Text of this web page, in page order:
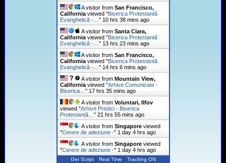
A visitor from San Francisco,
Californiaviewed "Biserica Protestantă
Evanghelică -… " 10 hrs 38 mins ago
A visitor from Santa Clara,
Californiaviewed "Biserica Protestantă
Evanghelică -… " 13 hrs 23 mins ago
A visitor from San Francisco,
Californiaviewed "Biserica Protestantă
Evanghelică -… " 14 hrs 6 mins ago
A visitor from Mountain View,
Californiaviewed "Arhive Comunicate -
Biserica… " 17 hrs 35 mins ago
A visitor from Voluntari, Ilfov
viewed "Arhive Predici - Biserica
Protestantă… " 21 hrs 55 mins ago
A visitor from Singaporeviewed
"Cerere de adeziune -" 1 day 4 hrs ago
A visitor from Singaporeviewed
"Cerere de adeziune -" 1 day 4 hrs ago
Get Script Real Time Tracking ON